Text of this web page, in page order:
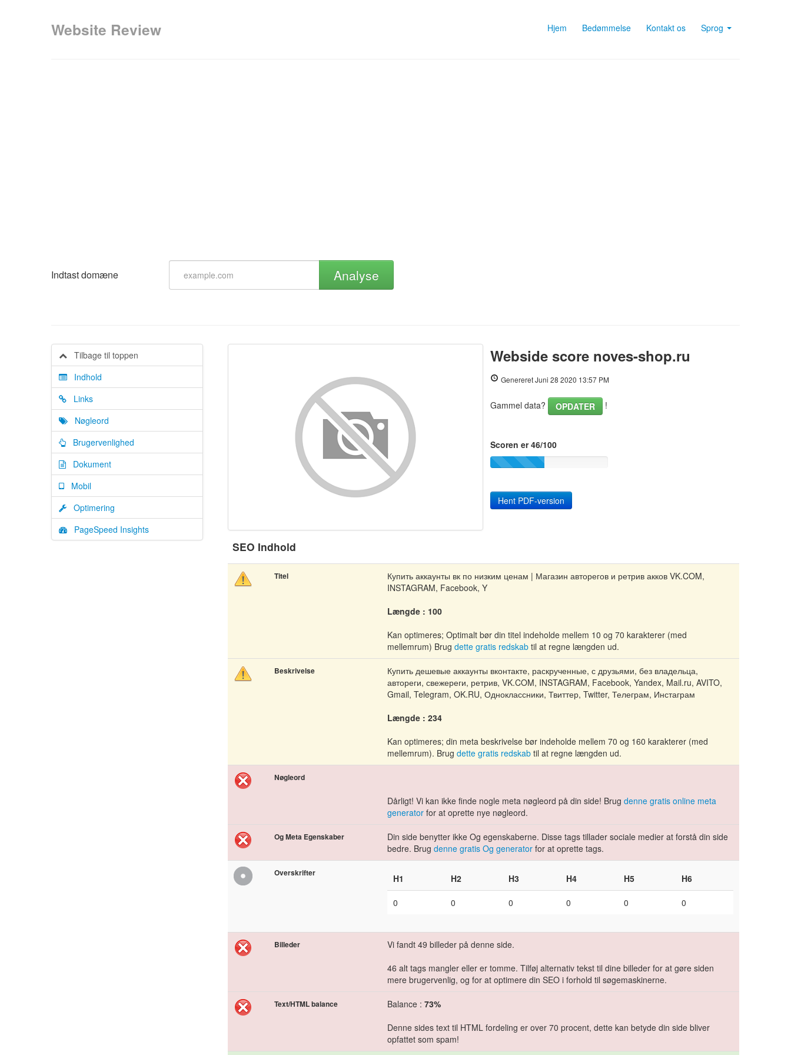
Hjem Bedømmelse Kontakt os Sprog
Website Review
Indtast domæne Analyse
Tilbage til toppen
Indhold
Links
Nøgleord
Brugervenlighed
Dokument
Mobil
Optimering
PageSpeed Insights
Webside score noves-shop.ru
Genereret Juni 28 2020 13:57 PM
Gammel data? OPDATER !
Scoren er 46/100
Hent PDF-version
SEO Indhold
Titel
Купить аккаунты вк по низким ценам | Магазин авторегов и ретрив акков VK.COM,
INSTAGRAM, Facebook, Y
Længde : 100
Kan optimeres; Optimalt bør din titel indeholde mellem 10 og 70 karakterer (med
mellemrum) Brug dette gratis redskab til at regne længden ud.
Beskrivelse
Купить дешевые аккаунты вконтакте, раскрученные, с друзьями, без владельца,
автореги, свежереги, ретрив, VK.COM, INSTAGRAM, Facebook, Yandex, Mail.ru, AVITO,
Gmail, Telegram, OK.RU, Одноклассники, Твиттер, Twitter, Телеграм, Инстаграм
Længde : 234
Kan optimeres; din meta beskrivelse bør indeholde mellem 70 og 160 karakterer (med
mellemrum). Brug dette gratis redskab til at regne længden ud.
Nøgleord
Dårligt! Vi kan ikke finde nogle meta nøgleord på din side! Brug denne gratis online meta
generator for at oprette nye nøgleord.
Og Meta Egenskaber
Din side benytter ikke Og egenskaberne. Disse tags tillader sociale medier at forstå din side
bedre. Brug denne gratis Og generator for at oprette tags.
Overskrifter H1 H2 H3 H4 H5 H6
0 0 0 0 0 0
Billeder
Vi fandt 49 billeder på denne side.
46 alt tags mangler eller er tomme. Tilføj alternativ tekst til dine billeder for at gøre siden
mere brugervenlig, og for at optimere din SEO i forhold til søgemaskinerne.
Text/HTML balance Balance : 73%
Denne sides text til HTML fordeling er over 70 procent, dette kan betyde din side bliver
opfattet som spam!